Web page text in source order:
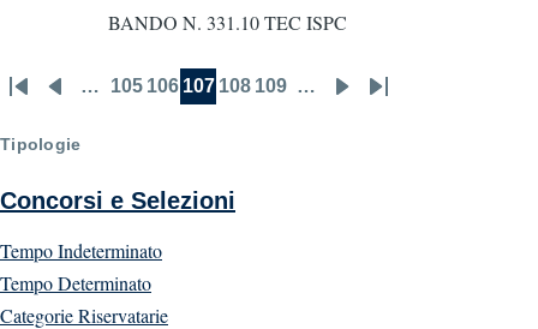
BANDO N. 331.10 TEC ISPC
First
page
Previous
page
… 105
Page
106
Current
107 108 109 …
Next Last
Tipologie
Concorsi e Selezioni
Tempo Indeterminato
Tempo Determinato
Categorie Riservatarie